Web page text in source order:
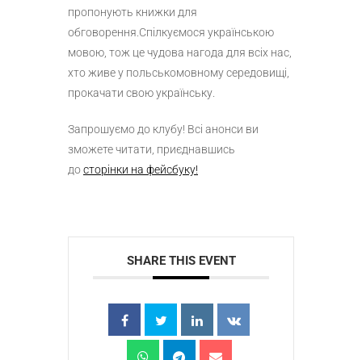
пропонують книжки для
обговорення.Спілкуємося українською
мовою, тож це чудова нагода для всіх нас,
хто живе у польськомовному середовищі,
прокачати свою українську.
Запрошуємо до клубу! Всі анонси ви
зможете читати, приєднавшись
досторінки на фейсбуку!
SHARE THIS EVENT